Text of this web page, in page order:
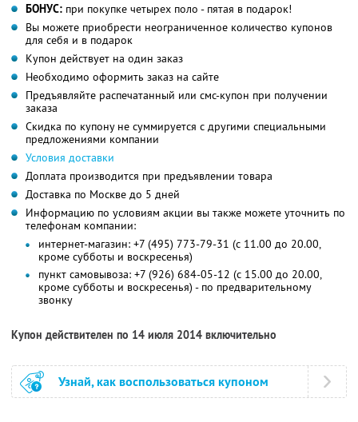
БОНУС: при покупке четырех поло - пятая в подарок!
Вы можете приобрести неограниченное количество купонов
для себя и в подарок
Купон действует на один заказ
Необходимо оформить заказ на сайте
Предъявляйте распечатанный или смс-купон при получении
заказа
Скидка по купону не суммируется с другими специальными
предложениями компании
Условия доставки
Доплата производится при предъявлении товара
Доставка по Москве до 5 дней
Информацию по условиям акции вы также можете уточнить по
телефонам компании:
интернет-магазин: +7 (495) 773-79-31 (c 11.00 до 20.00,
кроме субботы и воскресенья)
пункт самовывоза: +7 (926) 684-05-12 (с 15.00 до 20.00,
кроме субботы и воскресенья) - по предварительному
звонку
Купон действителен по 14 июля 2014 включительно
Узнай, как воспользоваться купоном